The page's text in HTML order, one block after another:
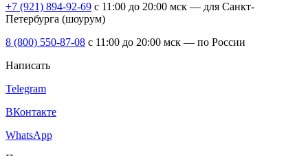
+7 (921) 894-92-69 c 11:00 до 20:00 мск — для Санкт-
Петербурга (шоурум)
8 (800) 550-87-08 c 11:00 до 20:00 мск — по России
Написать
Telegram
ВКонтакте
WhatsApp